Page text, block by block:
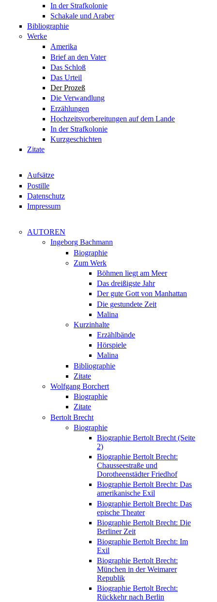
In der Strafkolonie
Schakale und Araber
Bibliographie
Werke
Amerika
Brief an den Vater
Das Schloß
Das Urteil
Der Prozeß
Die Verwandlung
Erzählungen
Hochzeitsvorbereitungen auf dem Lande
In der Strafkolonie
Kurzgeschichten
Zitate
Aufsätze
Postille
Datenschutz
Impressum
AUTOREN
Ingeborg Bachmann
Biographie
Zum Werk
Böhmen liegt am Meer
Das dreißigste Jahr
Der gute Gott von Manhattan
Die gestundete Zeit
Malina
Kurzinhalte
Erzählbände
Hörspiele
Malina
Bibliographie
Zitate
Wolfgang Borchert
Biographie
Zitate
Bertolt Brecht
Biographie
Biographie Bertolt Brecht (Seite
2)
Biographie Bertolt Brecht:
Chausseestraße und
Dorotheenstädter Friedhof
Biographie Bertolt Brecht: Das
amerikanische Exil
Biographie Bertolt Brecht: Das
epische Theater
Biographie Bertolt Brecht: Die
Berliner Zeit
Biographie Bertolt Brecht: Im
Exil
Biographie Bertolt Brecht:
München in der Weimarer
Republik
Biographie Bertolt Brecht:
Rückkehr nach Berlin